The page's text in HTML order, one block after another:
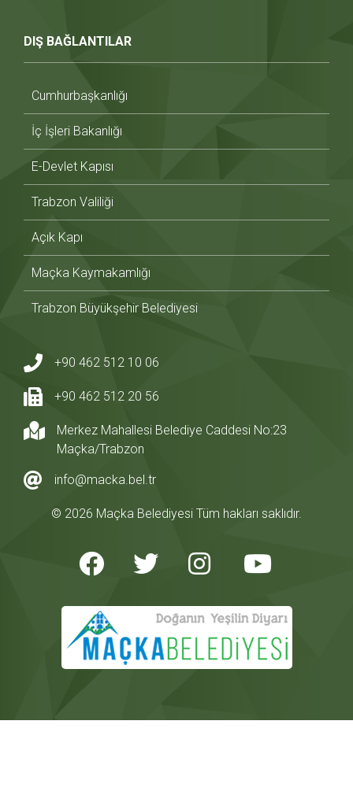
DIŞ BAĞLANTILAR
Cumhurbaşkanlığı
İç İşleri Bakanlığı
E-Devlet Kapısı
Trabzon Valiliği
Açık Kapı
Maçka Kaymakamlığı
Trabzon Büyükşehir Belediyesi
+90 462 512 10 06
+90 462 512 20 56
Merkez Mahallesi Belediye Caddesi No:23
Maçka/Trabzon
info@macka.bel.tr
© 2026 Maçka Belediyesi Tüm hakları saklıdır.